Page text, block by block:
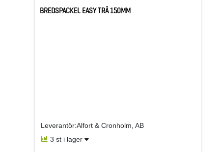
BREDSPACKEL EASY TRÄ 150MM
Leverantör:Alfort & Cronholm, AB
3 st i lager